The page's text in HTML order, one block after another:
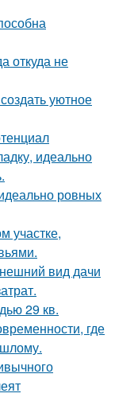
откуда не
уютное
идеально
ровных
участке,
вид дачи
29 кв.
где